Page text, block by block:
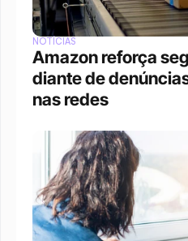
NOTÍCIAS
Amazon reforça
diante de
nas redes